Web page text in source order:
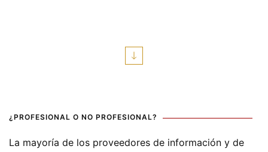
¿PROFESIONAL O NO PROFESIONAL?
La mayoría de los proveedores de información y de